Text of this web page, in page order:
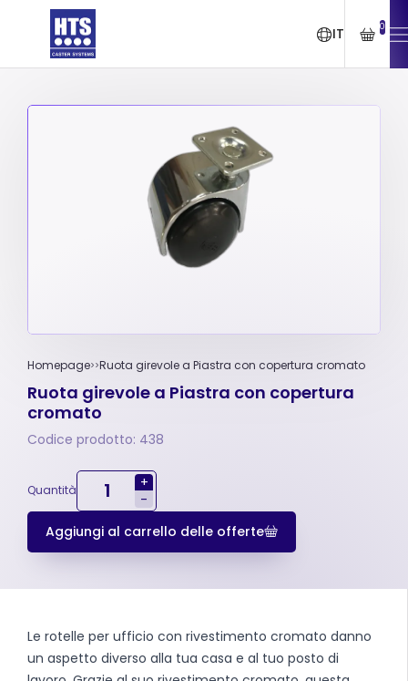
IT 0
Homepage Ruota girevole a Piastra con copertura cromato
Ruota girevole a Piastra con copertura
cromato
Codice prodotto: 438
Quantità
+
-
Aggiungi al carrello delle offerte
Le rotelle per ufficio con rivestimento cromato danno
un aspetto diverso alla tua casa e al tuo posto di